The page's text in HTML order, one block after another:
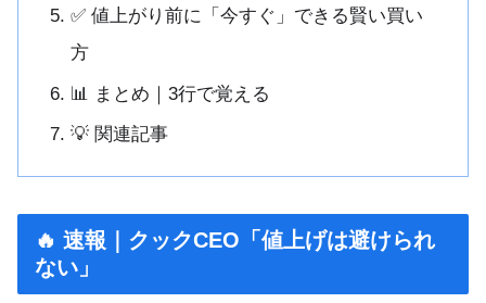
✅ 値上がり前に「今すぐ」できる賢い買い
方
📊 まとめ｜3行で覚える
💡 関連記事
🔥 速報｜クックCEO「値上げは避けられ
ない」